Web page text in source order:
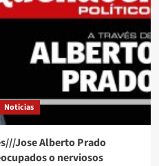
Noticias
Jose Alberto Prado
o nerviosos